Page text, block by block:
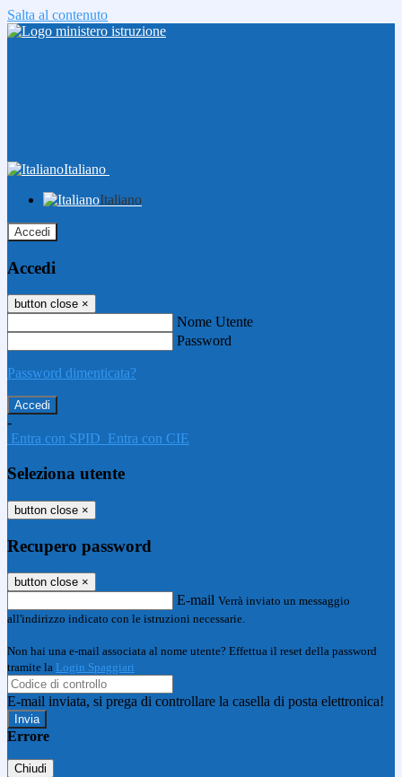
Salta al contenuto
Italiano
Italiano
Accedi
Accedi
button close ×
Nome Utente
Password
Password dimenticata?
-
Entra con SPID Entra con CIE
Seleziona utente
button close ×
Recupero password
button close ×
E-mail Verrà inviato un messaggio
all'indirizzo indicato con le istruzioni necessarie.
Non hai una e-mail associata al nome utente? Effettua il reset della password
tramite la Login Spaggiari
E-mail inviata, si prega di controllare la casella di posta elettronica!
Errore
Chiudi